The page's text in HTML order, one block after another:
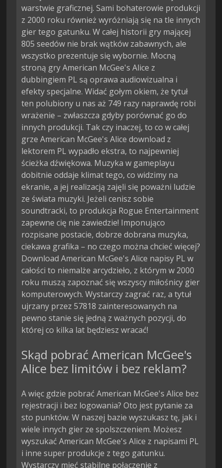
warstwie graficznej. Sami bohaterowie produkcji
z 2000 roku również wyróżniają się na tle innych
gier tego gatunku. W całej historii gry mającej
805 seedów nie brak wątków zabawnych, ale
wszystko prezentuje się wybornie. Mocną
stroną gry American McGee's Alice z
dubbingiem PL są oprawa audiowizualna i
efekty specjalne. Widać gołym okiem, że tytuł
ten polubiony u nas aż 749 razy naprawdę robi
wrażenie – zwłaszcza gdyby porównać go do
innych produkcji. Tak czy inaczej, to co w całej
grze American McGee's Alice download z
lektorem PL wypadło ekstra, to najpewniej
ścieżka dźwiękowa. Muzyka w gameplayu
dobitnie oddaje klimat tego, co widzimy na
ekranie, a jej realizacją zajęli się poważni ludzie
ze świata muzyki. Jeżeli cenisz sobie
soundtracki, to produkcja Rogue Entertainment
zapewne cię nie zawiedzie! Imponująco
rozpisane postacie, dobrze dobrana muzyka,
ciekawa grafika – no czego można chcieć więcej?
Download American McGee's Alice napisy PL w
całości to niemalże arcydzieło, z którym w 2000
roku muszą zapoznać się wszyscy miłośnicy gier
komputerowych. Wystarczy zagrać raz, a tytuł
ujrzany przez 57818 zainteresowanych na
pewno stanie się jedną z ważnych pozycji, do
której co kilka lat będziesz wracać!
Skąd pobrać American McGee's
Alice bez limitów i bez reklam?
A więc gdzie pobrać American McGee's Alice bez
rejestracji i bez logowania? Oto jest pytanie za
sto punktów. W naszej bazie wyszukasz tę, jak i
wiele innych gier ze spolszczeniem. Możesz
wyszukać American McGee's Alice z napisami PL
i inne super produkcje z tego gatunku.
Wystarczy mieć stabilne połączenie z